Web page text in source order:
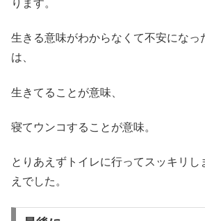
ります。
生きる意味がわからなくて不安になっ
は、
生きてることが意味、
寝てウンコすることが意味。
とりあえずトイレに行ってスッキリし
えでした。